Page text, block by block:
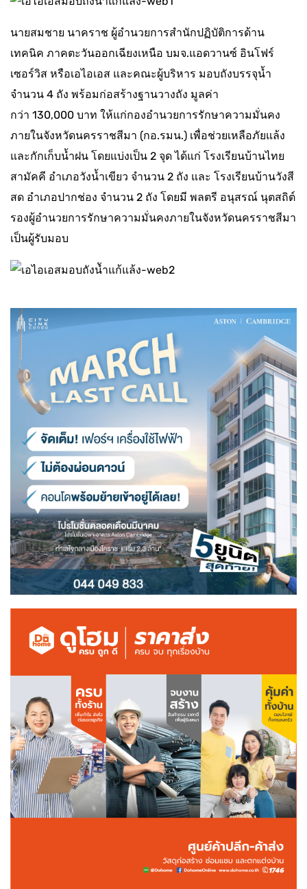
นายสมชาย นาคราช ผู้อำนวยการสำนักปฏิบัติการด้าน
เทคนิค ภาคตะวันออกเฉียงเหนือ บมจ.แอดวานซ์ อินโฟร์
เซอร์วิส หรือเอไอเอส และคณะผู้บริหาร มอบถังบรรจุน้ำ
จำนวน 4 ถัง พร้อมก่อสร้างฐานวางถัง มูลค่า
กว่า 130,000 บาท ให้แก่กองอำนวยการรักษาความมั่นคง
ภายในจังหวัดนครราชสีมา (กอ.รมน.) เพื่อช่วยเหลือภัยแล้ง
และกักเก็บน้ำฝน โดยแบ่งเป็น 2 จุด ได้แก่ โรงเรียนบ้านไทย
สามัคคี อำเภอวังน้ำเขียว จำนวน 2 ถัง และ โรงเรียนบ้านวังสี
สด อำเภอปากช่อง จำนวน 2 ถัง โดยมี พลตรี อนุสรณ์ นุตสถิต์
รองผู้อำนวยการรักษาความมั่นคงภายในจังหวัดนครราชสีมา
เป็นผู้รับมอบ